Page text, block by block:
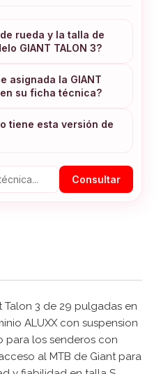
rueda y la talla de
GIANT TALON 3?
asignada la GIANT
en su ficha técnica?
tiene esta versión de
Consultar
3 de 29 pulgadas en
ALUXX con suspension
para los senderos con
al MTB de Giant para